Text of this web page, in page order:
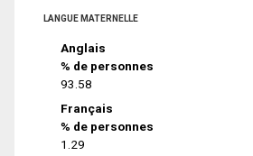
LANGUE MATERNELLE
Anglais
% de personnes
93.58
Français
% de personnes
1.29